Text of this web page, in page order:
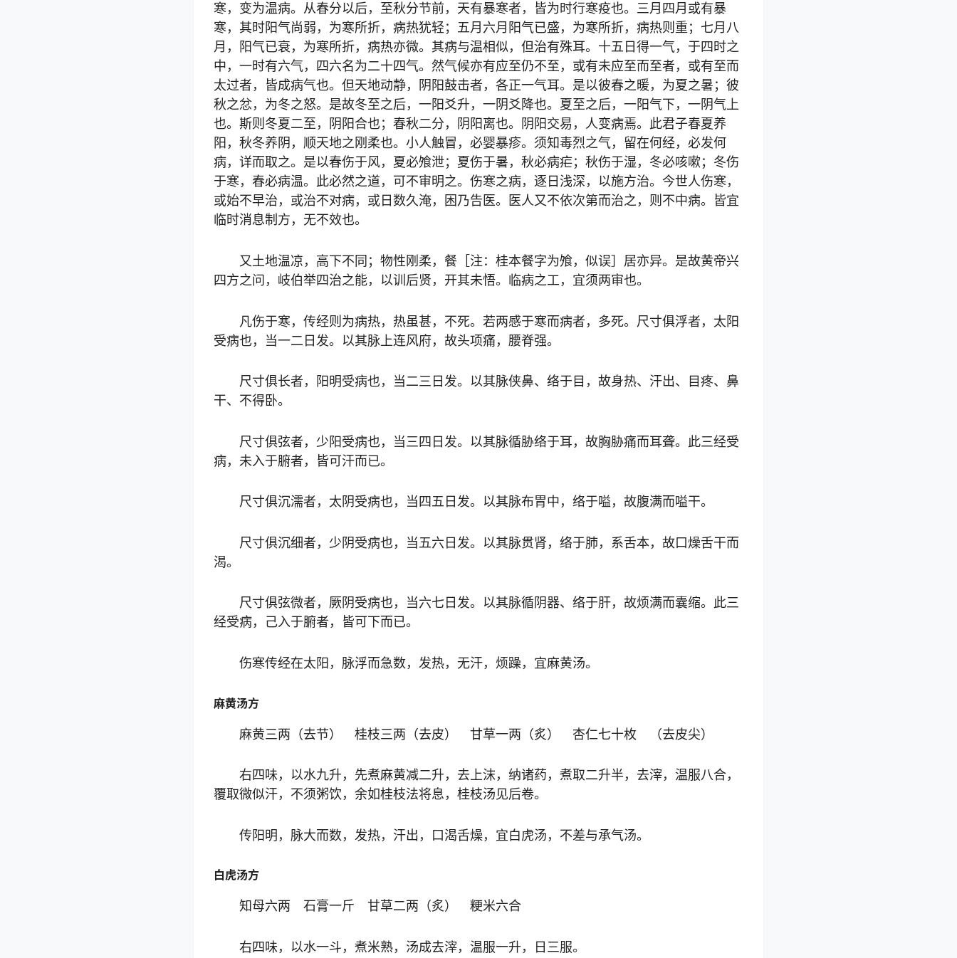
寒，变为温病。从春分以后，至秋分节前，天有暴寒者，皆为时行寒疫也。三月四月或有暴
寒，其时阳气尚弱，为寒所折，病热犹轻；五月六月阳气已盛，为寒所折，病热则重；七月八
月，阳气已衰，为寒所折，病热亦微。其病与温相似，但治有殊耳。十五日得一气，于四时之
中，一时有六气，四六名为二十四气。然气候亦有应至仍不至，或有未应至而至者，或有至而
太过者，皆成病气也。但天地动静，阴阳鼓击者，各正一气耳。是以彼春之暖，为夏之暑；彼
秋之忿，为冬之怒。是故冬至之后，一阳爻升，一阴爻降也。夏至之后，一阳气下，一阴气上
也。斯则冬夏二至，阴阳合也；春秋二分，阴阳离也。阴阳交易，人变病焉。此君子春夏养
阳，秋冬养阴，顺天地之刚柔也。小人触冒，必婴暴疹。须知毒烈之气，留在何经，必发何
病，详而取之。是以春伤于风，夏必飧泄；夏伤于暑，秋必病疟；秋伤于湿，冬必咳嗽；冬伤
于寒，春必病温。此必然之道，可不审明之。伤寒之病，逐日浅深，以施方治。今世人伤寒，
或始不早治，或治不对病，或日数久淹，困乃告医。医人又不依次第而治之，则不中病。皆宜
临时消息制方，无不效也。
又土地温凉，高下不同；物性刚柔，餐［注：桂本餐字为飧，似误］居亦异。是故黄帝兴
四方之问，岐伯举四治之能，以训后贤，开其未悟。临病之工，宜须两审也。
凡伤于寒，传经则为病热，热虽甚，不死。若两感于寒而病者，多死。尺寸俱浮者，太阳
受病也，当一二日发。以其脉上连风府，故头项痛，腰脊强。
尺寸俱长者，阳明受病也，当二三日发。以其脉侠鼻、络于目，故身热、汗出、目疼、鼻
干、不得卧。
尺寸俱弦者，少阳受病也，当三四日发。以其脉循胁络于耳，故胸胁痛而耳聋。此三经受
病，未入于腑者，皆可汗而已。
尺寸俱沉濡者，太阴受病也，当四五日发。以其脉布胃中，络于嗌，故腹满而嗌干。
尺寸俱沉细者，少阴受病也，当五六日发。以其脉贯肾，络于肺，系舌本，故口燥舌干而
渴。
尺寸俱弦微者，厥阴受病也，当六七日发。以其脉循阴器、络于肝，故烦满而囊缩。此三
经受病，己入于腑者，皆可下而已。
伤寒传经在太阳，脉浮而急数，发热，无汗，烦躁，宜麻黄汤。
麻黄汤方
麻黄三两（去节） 桂枝三两（去皮） 甘草一两（炙） 杏仁七十枚 （去皮尖）
右四味，以水九升，先煮麻黄减二升，去上沫，纳诸药，煮取二升半，去滓，温服八合，
覆取微似汗，不须粥饮，余如桂枝法将息，桂枝汤见后卷。
传阳明，脉大而数，发热，汗出，口渴舌燥，宜白虎汤，不差与承气汤。
白虎汤方
知母六两 石膏一斤 甘草二两（炙） 粳米六合
右四味，以水一斗，煮米熟，汤成去滓，温服一升，日三服。